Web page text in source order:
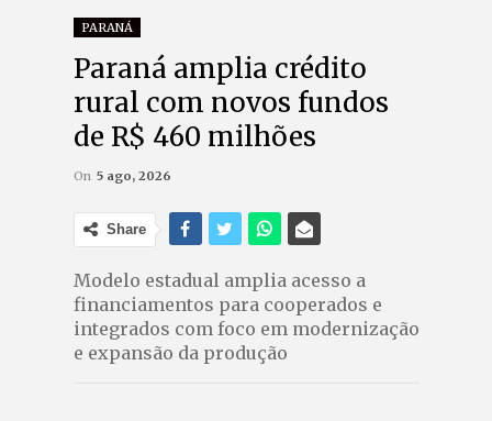
PARANÁ
Paraná amplia crédito
rural com novos fundos
de R$ 460 milhões
On 5 ago, 2026
Share
Modelo estadual amplia acesso a
financiamentos para cooperados e
integrados com foco em modernização
e expansão da produção